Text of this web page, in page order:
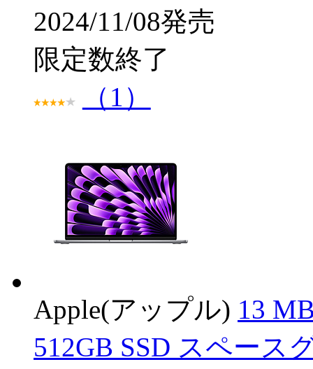
2024/11/08発売
限定数終了
（1）
Apple(アップル) 13
512GB SSD スペース